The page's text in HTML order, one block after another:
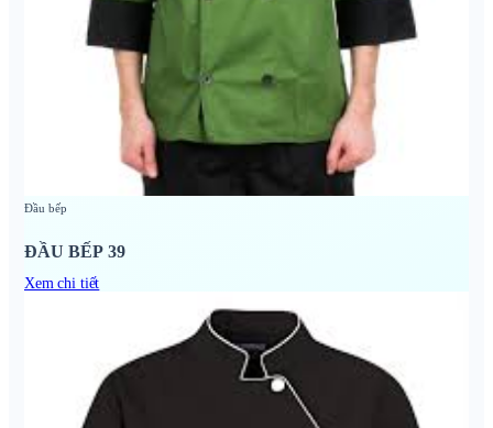
Đầu bếp
ĐẦU BẾP 39
Xem chi tiết